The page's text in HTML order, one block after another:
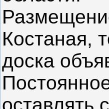
Костаная,
доска
оставлять